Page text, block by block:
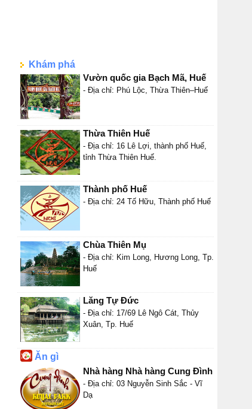
Khám phá
Vườn quốc gia Bạch Mã, Huế
- Địa chỉ: Phú Lộc, Thừa Thiên–Huế
Thừa Thiên Huế
- Địa chỉ: 16 Lê Lợi, thành phố Huế,
tỉnh Thừa Thiên Huế.
Thành phố Huế
- Địa chỉ: 24 Tố Hữu, Thành phố Huế
Chùa Thiên Mụ
- Địa chỉ: Kim Long, Hương Long, Tp.
Huế
Lăng Tự Đức
- Địa chỉ: 17/69 Lê Ngô Cát, Thủy
Xuân, Tp. Huế
Ăn gì
Nhà hàng Nhà hàng Cung Đình
- Địa chỉ: 03 Nguyễn Sinh Sắc - Vĩ
Dạ